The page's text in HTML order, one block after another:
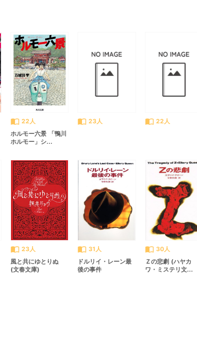
import_contacts 22人
ホルモー六景 「鴨川
ホルモー」シ...
import_contacts 23人 import_contacts 22人
import_contacts 23人
風と共にゆとりぬ
(文春文庫)
import_contacts 31人
ドルリイ・レーン最
後の事件
import_contacts 30人
Ｚの悲劇 (ハヤカ
ワ・ミステリ文...